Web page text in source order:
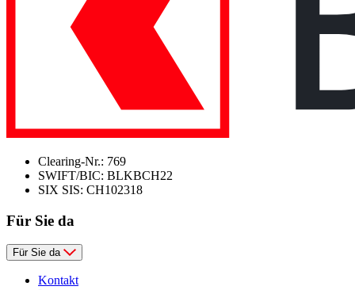
Clearing-Nr.: 769
SWIFT/BIC: BLKBCH22
SIX SIS: CH102318
Für Sie da
Für Sie da
Kontakt